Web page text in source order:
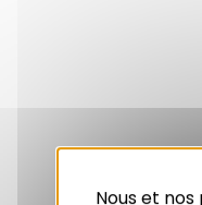
Nous et